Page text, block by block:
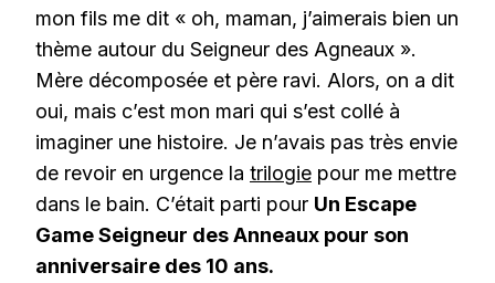
mon fils me dit « oh, maman, j’aimerais bien un
thème autour du Seigneur des Agneaux ».
Mère décomposée et père ravi. Alors, on a dit
oui, mais c’est mon mari qui s’est collé à
imaginer une histoire. Je n’avais pas très envie
de revoir en urgence la trilogie pour me mettre
dans le bain. C’était parti pour Un Escape
Game Seigneur des Anneaux pour son
anniversaire des 10 ans.